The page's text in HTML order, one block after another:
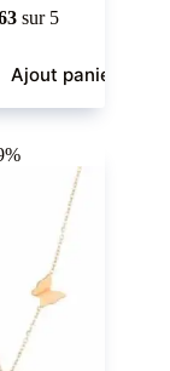
sur 5
Ajout panier